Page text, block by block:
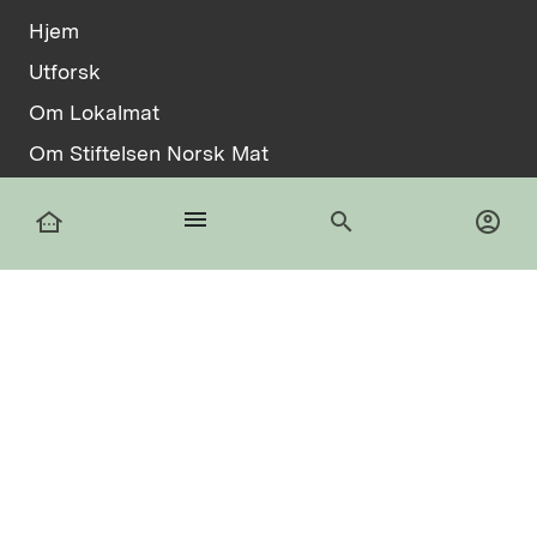
other_houses menu search account_circle
Hjem
Utforsk
Om Lokalmat
Om Stiftelsen Norsk Mat
Informasjonskapsler
facebook